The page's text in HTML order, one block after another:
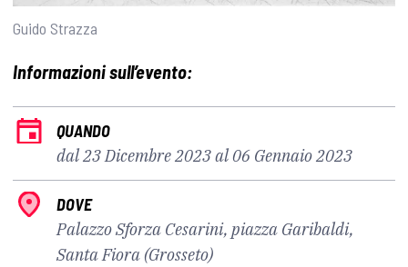
Guido Strazza
Informazioni sull’evento:
QUANDO
dal 23 Dicembre 2023 al 06 Gennaio 2023
DOVE
Palazzo Sforza Cesarini, piazza Garibaldi,
Santa Fiora (Grosseto)